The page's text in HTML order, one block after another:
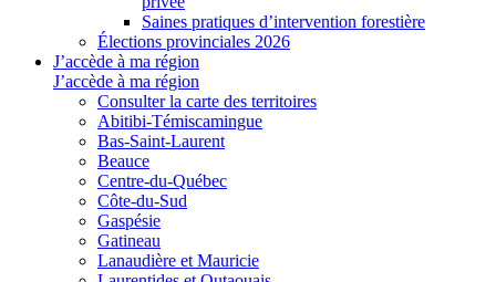
Saines pratiques d’intervention forestière
Élections provinciales 2026
J’accède à ma région
J’accède à ma région
Consulter la carte des territoires
Abitibi-Témiscamingue
Bas-Saint-Laurent
Beauce
Centre-du-Québec
Côte-du-Sud
Gaspésie
Gatineau
Lanaudière et Mauricie